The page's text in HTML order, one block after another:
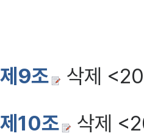
제9조
삭제
제10조
삭제